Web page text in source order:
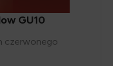
GU10
czerwonego